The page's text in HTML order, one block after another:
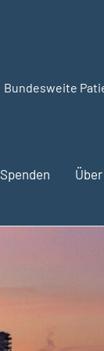
Bundesweite
Spenden